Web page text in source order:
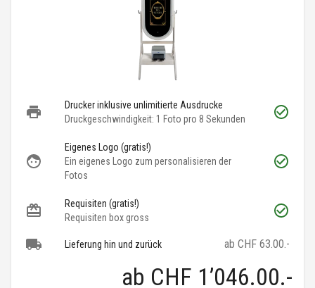
Drucker inklusive unlimitierte Ausdrucke
Druckgeschwindigkeit: 1 Foto pro 8 Sekunden
Eigenes Logo (gratis!)
Ein eigenes Logo zum personalisieren der
Fotos
Requisiten (gratis!)
Requisiten box gross
Lieferung hin und zurück ab CHF 63.00.-
ab CHF 1’046.00.-